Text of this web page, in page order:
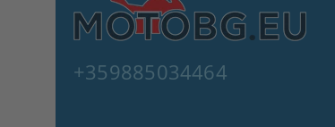
+359885034464